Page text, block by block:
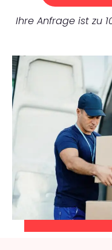
Ihre Anfrage ist zu